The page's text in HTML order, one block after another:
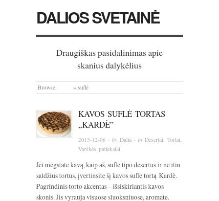
DALIOS SVETAINĖ
Draugiškas pasidalinimas apie
skanius dalykėlius
Browse: » suflė
KAVOS SUFLĖ TORTAS
„KARDÈ”
2015-12-06 · by Dalia · in Desertai,Tortai,
Varškės patiekalai
Jei mėgstate kavą, kaip aš, suflė tipo desertus ir ne itin
saldžius tortus, įvertinsite šį kavos suflė tortą Kardè.
Pagrindinis torto akcentas – išsiskiriantis kavos
skonis. Jis vyrauja visuose sluoksniuose, aromate.